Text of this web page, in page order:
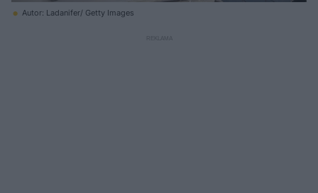
Autor: Ladanifer/ Getty Images